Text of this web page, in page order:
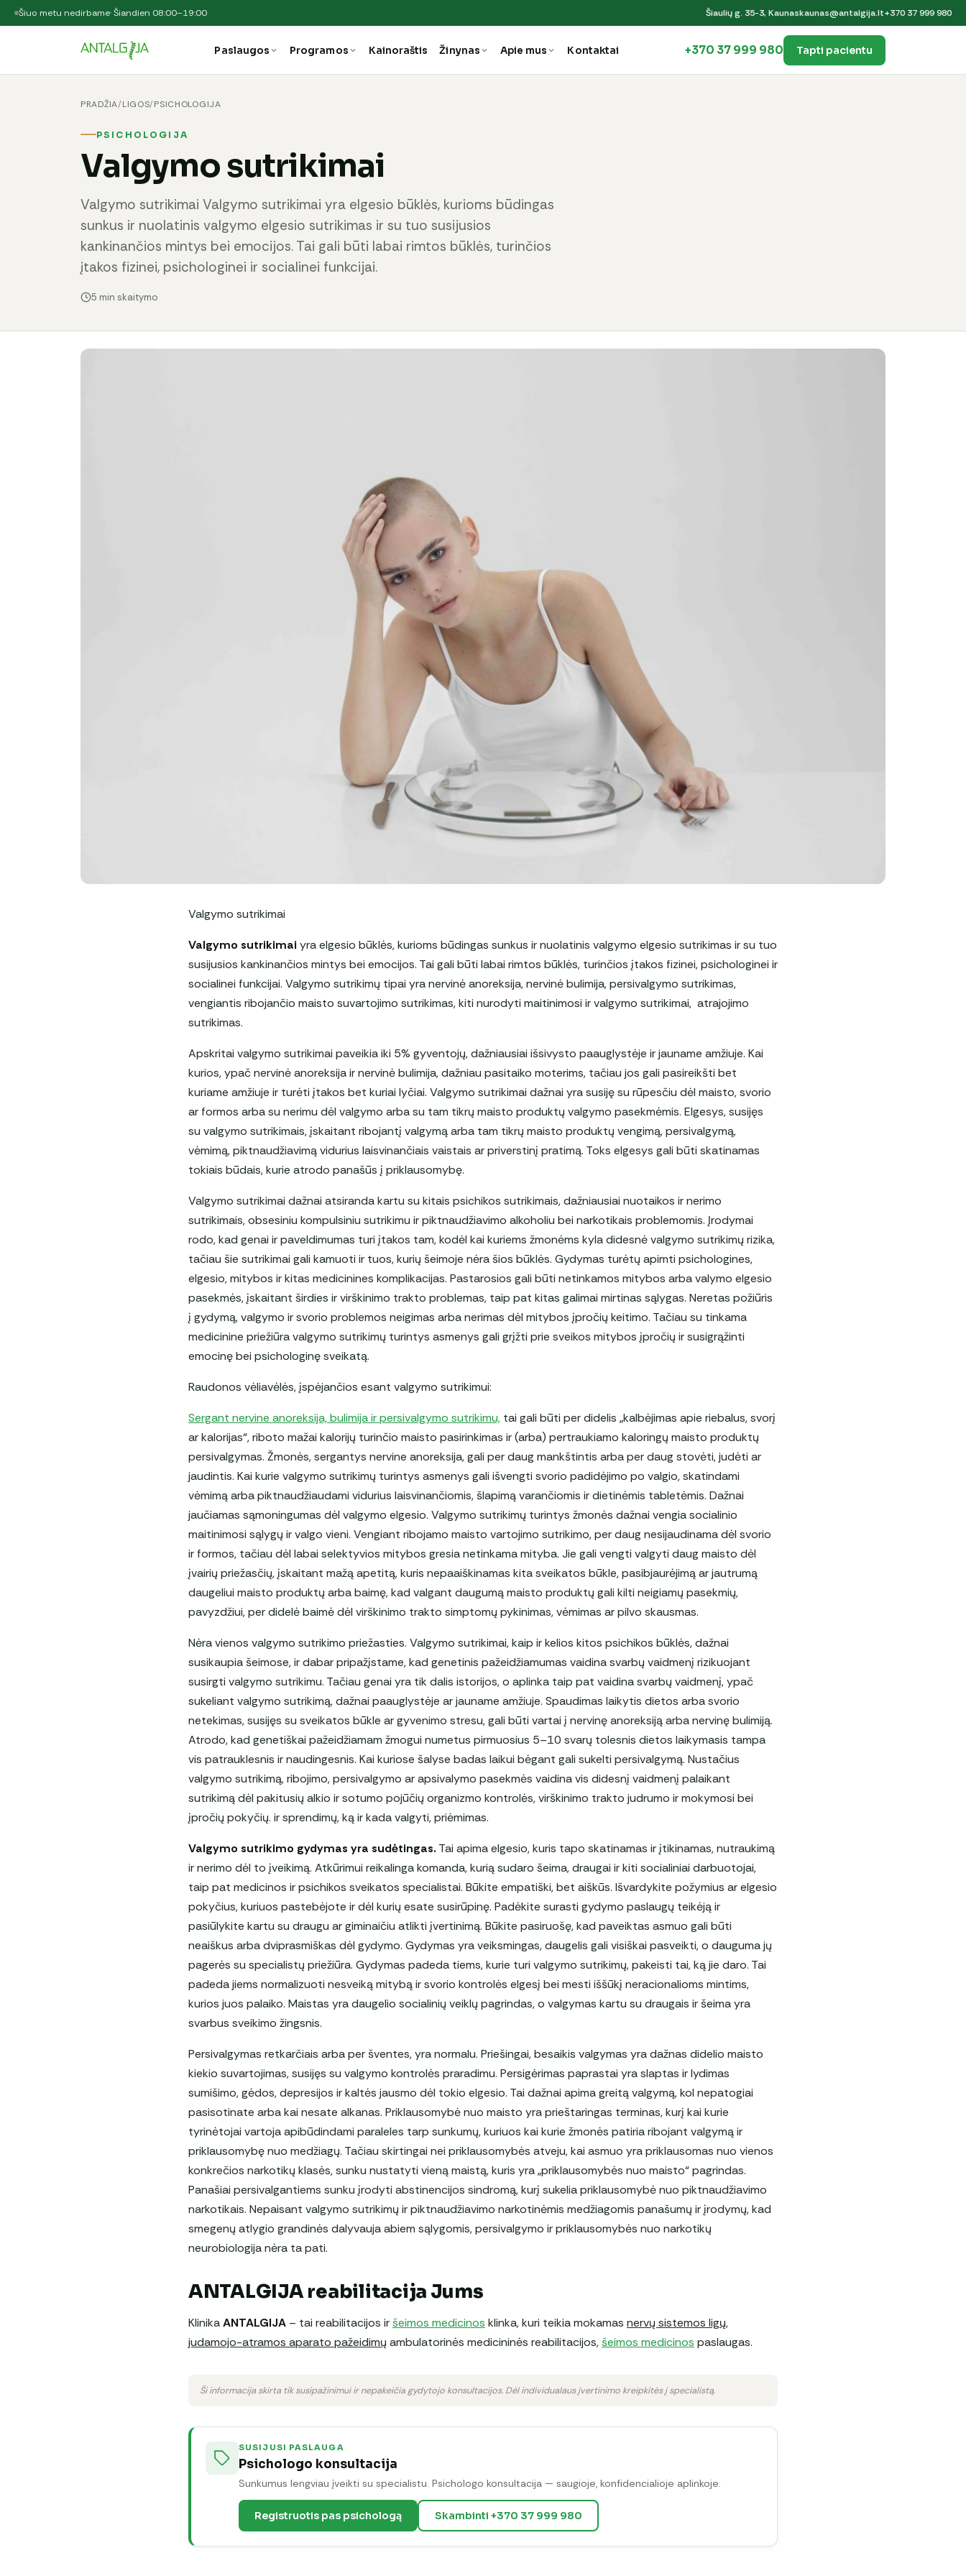
Šiuo metu nedirbame· Šiandien 08:00–19:00 Šiaulių g. 35-3, Kaunaskaunas@antalgija.lt+370 37 999 980
Paslaugos Programos Kainoraštis Žinynas Apie mus Kontaktai +370 37 999 980 Tapti pacientu
PRADŽIA/LIGOS/PSICHOLOGIJA
PSICHOLOGIJA
Valgymo sutrikimai
Valgymo sutrikimai Valgymo sutrikimai yra elgesio būklės, kurioms būdingas
sunkus ir nuolatinis valgymo elgesio sutrikimas ir su tuo susijusios
kankinančios mintys bei emocijos. Tai gali būti labai rimtos būklės, turinčios
įtakos fizinei, psichologinei ir socialinei funkcijai.
5 min skaitymo
Valgymo sutrikimai
Valgymo sutrikimai yra elgesio būklės, kurioms būdingas sunkus ir nuolatinis valgymo elgesio sutrikimas ir su tuo
susijusios kankinančios mintys bei emocijos. Tai gali būti labai rimtos būklės, turinčios įtakos fizinei, psichologinei ir
socialinei funkcijai. Valgymo sutrikimų tipai yra nervinė anoreksija, nervinė bulimija, persivalgymo sutrikimas,
vengiantis ribojančio maisto suvartojimo sutrikimas, kiti nurodyti maitinimosi ir valgymo sutrikimai, atrajojimo
sutrikimas.
Apskritai valgymo sutrikimai paveikia iki 5% gyventojų, dažniausiai išsivysto paauglystėje ir jauname amžiuje. Kai
kurios, ypač nervinė anoreksija ir nervinė bulimija, dažniau pasitaiko moterims, tačiau jos gali pasireikšti bet
kuriame amžiuje ir turėti įtakos bet kuriai lyčiai. Valgymo sutrikimai dažnai yra susiję su rūpesčiu dėl maisto, svorio
ar formos arba su nerimu dėl valgymo arba su tam tikrų maisto produktų valgymo pasekmėmis. Elgesys, susijęs
su valgymo sutrikimais, įskaitant ribojantį valgymą arba tam tikrų maisto produktų vengimą, persivalgymą,
vėmimą, piktnaudžiavimą vidurius laisvinančiais vaistais ar priverstinį pratimą. Toks elgesys gali būti skatinamas
tokiais būdais, kurie atrodo panašūs į priklausomybę.
Valgymo sutrikimai dažnai atsiranda kartu su kitais psichikos sutrikimais, dažniausiai nuotaikos ir nerimo
sutrikimais, obsesiniu kompulsiniu sutrikimu ir piktnaudžiavimo alkoholiu bei narkotikais problemomis. Įrodymai
rodo, kad genai ir paveldimumas turi įtakos tam, kodėl kai kuriems žmonėms kyla didesnė valgymo sutrikimų rizika,
tačiau šie sutrikimai gali kamuoti ir tuos, kurių šeimoje nėra šios būklės. Gydymas turėtų apimti psichologines,
elgesio, mitybos ir kitas medicinines komplikacijas. Pastarosios gali būti netinkamos mitybos arba valymo elgesio
pasekmės, įskaitant širdies ir virškinimo trakto problemas, taip pat kitas galimai mirtinas sąlygas. Neretas požiūris
į gydymą, valgymo ir svorio problemos neigimas arba nerimas dėl mitybos įpročių keitimo. Tačiau su tinkama
medicinine priežiūra valgymo sutrikimų turintys asmenys gali grįžti prie sveikos mitybos įpročių ir susigrąžinti
emocinę bei psichologinę sveikatą.
Raudonos vėliavėlės, įspėjančios esant valgymo sutrikimui:
Sergant nervine anoreksija, bulimija ir persivalgymo sutrikimu, tai gali būti per didelis „kalbėjimas apie riebalus, svorį
ar kalorijas“, riboto mažai kalorijų turinčio maisto pasirinkimas ir (arba) pertraukiamo kaloringų maisto produktų
persivalgymas. Žmonės, sergantys nervine anoreksija, gali per daug mankštintis arba per daug stovėti, judėti ar
jaudintis. Kai kurie valgymo sutrikimų turintys asmenys gali išvengti svorio padidėjimo po valgio, skatindami
vėmimą arba piktnaudžiaudami vidurius laisvinančiomis, šlapimą varančiomis ir dietinėmis tabletėmis. Dažnai
jaučiamas sąmoningumas dėl valgymo elgesio. Valgymo sutrikimų turintys žmonės dažnai vengia socialinio
maitinimosi sąlygų ir valgo vieni. Vengiant ribojamo maisto vartojimo sutrikimo, per daug nesijaudinama dėl svorio
ir formos, tačiau dėl labai selektyvios mitybos gresia netinkama mityba. Jie gali vengti valgyti daug maisto dėl
įvairių priežasčių, įskaitant mažą apetitą, kuris nepaaiškinamas kita sveikatos būkle, pasibjaurėjimą ar jautrumą
daugeliui maisto produktų arba baimę, kad valgant daugumą maisto produktų gali kilti neigiamų pasekmių,
pavyzdžiui, per didelė baimė dėl virškinimo trakto simptomų pykinimas, vėmimas ar pilvo skausmas.
Nėra vienos valgymo sutrikimo priežasties. Valgymo sutrikimai, kaip ir kelios kitos psichikos būklės, dažnai
susikaupia šeimose, ir dabar pripažįstame, kad genetinis pažeidžiamumas vaidina svarbų vaidmenį rizikuojant
susirgti valgymo sutrikimu. Tačiau genai yra tik dalis istorijos, o aplinka taip pat vaidina svarbų vaidmenį, ypač
sukeliant valgymo sutrikimą, dažnai paauglystėje ar jauname amžiuje. Spaudimas laikytis dietos arba svorio
netekimas, susijęs su sveikatos būkle ar gyvenimo stresu, gali būti vartai į nervinę anoreksiją arba nervinę bulimiją.
Atrodo, kad genetiškai pažeidžiamam žmogui numetus pirmuosius 5–10 svarų tolesnis dietos laikymasis tampa
vis patrauklesnis ir naudingesnis. Kai kuriose šalyse badas laikui bėgant gali sukelti persivalgymą. Nustačius
valgymo sutrikimą, ribojimo, persivalgymo ar apsivalymo pasekmės vaidina vis didesnį vaidmenį palaikant
sutrikimą dėl pakitusių alkio ir sotumo pojūčių organizmo kontrolės, virškinimo trakto judrumo ir mokymosi bei
įpročių pokyčių. ir sprendimų, ką ir kada valgyti, priėmimas.
Valgymo sutrikimo gydymas yra sudėtingas. Tai apima elgesio, kuris tapo skatinamas ir įtikinamas, nutraukimą
ir nerimo dėl to įveikimą. Atkūrimui reikalinga komanda, kurią sudaro šeima, draugai ir kiti socialiniai darbuotojai,
taip pat medicinos ir psichikos sveikatos specialistai. Būkite empatiški, bet aiškūs. Išvardykite požymius ar elgesio
pokyčius, kuriuos pastebėjote ir dėl kurių esate susirūpinę. Padėkite surasti gydymo paslaugų teikėją ir
pasiūlykite kartu su draugu ar giminaičiu atlikti įvertinimą. Būkite pasiruošę, kad paveiktas asmuo gali būti
neaiškus arba dviprasmiškas dėl gydymo. Gydymas yra veiksmingas, daugelis gali visiškai pasveikti, o dauguma jų
pagerės su specialistų priežiūra. Gydymas padeda tiems, kurie turi valgymo sutrikimų, pakeisti tai, ką jie daro. Tai
padeda jiems normalizuoti nesveiką mitybą ir svorio kontrolės elgesį bei mesti iššūkį neracionalioms mintims,
kurios juos palaiko. Maistas yra daugelio socialinių veiklų pagrindas, o valgymas kartu su draugais ir šeima yra
svarbus sveikimo žingsnis.
Persivalgymas retkarčiais arba per šventes, yra normalu. Priešingai, besaikis valgymas yra dažnas didelio maisto
kiekio suvartojimas, susijęs su valgymo kontrolės praradimu. Persigėrimas paprastai yra slaptas ir lydimas
sumišimo, gėdos, depresijos ir kaltės jausmo dėl tokio elgesio. Tai dažnai apima greitą valgymą, kol nepatogiai
pasisotinate arba kai nesate alkanas. Priklausomybė nuo maisto yra prieštaringas terminas, kurį kai kurie
tyrinėtojai vartoja apibūdindami paraleles tarp sunkumų, kuriuos kai kurie žmonės patiria ribojant valgymą ir
priklausomybę nuo medžiagų. Tačiau skirtingai nei priklausomybės atveju, kai asmuo yra priklausomas nuo vienos
konkrečios narkotikų klasės, sunku nustatyti vieną maistą, kuris yra „priklausomybės nuo maisto“ pagrindas.
Panašiai persivalgantiems sunku įrodyti abstinencijos sindromą, kurį sukelia priklausomybė nuo piktnaudžiavimo
narkotikais. Nepaisant valgymo sutrikimų ir piktnaudžiavimo narkotinėmis medžiagomis panašumų ir įrodymų, kad
smegenų atlygio grandinės dalyvauja abiem sąlygomis, persivalgymo ir priklausomybės nuo narkotikų
neurobiologija nėra ta pati.
ANTALGIJA reabilitacija Jums
KlinikaANTALGIJA – tai reabilitacijos iršeimos medicinos klinka, kuri teikia mokamas nervų sistemos ligų,
judamojo-atramos aparato pažeidimų ambulatorinės medicininės reabilitacijos,šeimos medicinos paslaugas.
Ši informacija skirta tik susipažinimui ir nepakeičia gydytojo konsultacijos. Dėl individualaus įvertinimo kreipkitės į specialistą.
SUSIJUSI PASLAUGA
Psichologo konsultacija
Sunkumus lengviau įveikti su specialistu. Psichologo konsultacija — saugioje, konfidencialioje aplinkoje.
Registruotis pas psichologą Skambinti +370 37 999 980